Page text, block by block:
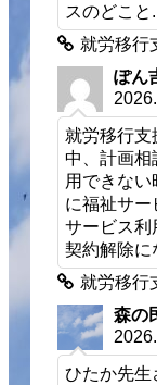
スのどこと
就労移行
ぽん
就労移行
中、計画相
用できな
に福祉サ
サービス利
契約解除に
就労移行
森の
ひたか先生